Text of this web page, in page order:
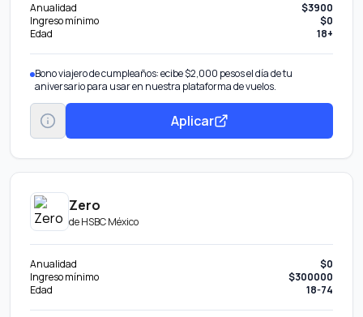
Anualidad
$3900
Ingreso mínimo
$0
Edad
18+
Bono viajero de cumpleaños: ecibe $2,000 pesos el día de tu
aniversario para usar en nuestra plataforma de vuelos.
Aplicar
Zero
deHSBC México
Anualidad
$0
Ingreso mínimo
$300000
Edad
18-74